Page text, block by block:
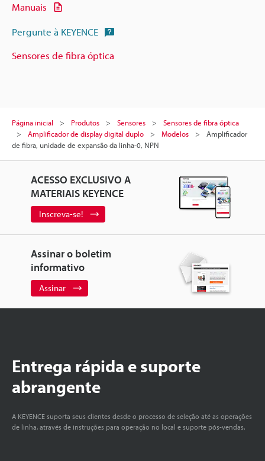
Manuais
Pergunte à KEYENCE
Sensores de fibra óptica
Página inicial Produtos Sensores
Sensores de fibra óptica
Amplificador de display digital duplo
Modelos
Amplificador
de fibra, unidade de expansão da linha-0, NPN
ACESSO EXCLUSIVO A
MATERIAIS KEYENCE
Inscreva-se!
Assinar o boletim
informativo
Assinar
Entrega rápida e suporte
abrangente
A KEYENCE suporta seus clientes desde o processo de seleção até as operações
de linha, através de instruções para operação no local e suporte pós-vendas.